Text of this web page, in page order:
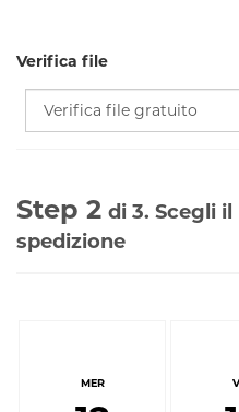
Verifica file
Step 2 di 3. Scegli
spedizione
MER